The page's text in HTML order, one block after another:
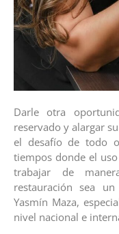
Darle otra
reservado y alargar
el desafío de todo
tiempos donde el
trabajar de
restauración sea
Yasmín Maza,
nivel nacional e